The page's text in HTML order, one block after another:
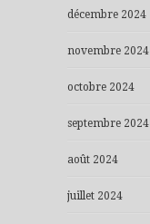
décembre 2024
novembre 2024
octobre 2024
septembre 2024
août 2024
juillet 2024